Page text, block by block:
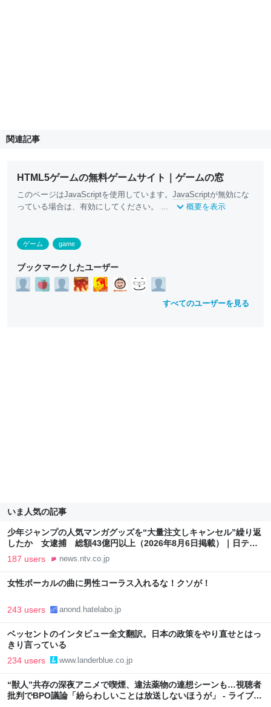
関連記事
HTML5ゲームの無料ゲームサイト｜ゲームの窓
このページはJavaScriptを使用しています。 JavaScriptが無効にな
っている場合は、有効にしてください。 ...
概要を表示
ゲーム game
ブックマークしたユーザー
すべてのユーザーを見る
いま人気の記事
少年ジャンプの人気マンガグッズを“大量注文しキャンセル”繰り返
したか 女逮捕 総額43億円以上（2026年8月6日掲載）｜日テレ
NEWS NNN
187 users news.ntv.co.jp
女性ボーカルの曲に男性コーラス入れるな！クソが！
243 users anond.hatelabo.jp
ベッセントのインタビュー全文翻訳。日本の政策をやり直せとはっ
きり言っている
234 users www.landerblue.co.jp
“獣人”共存の深夜アニメで喫煙、違法薬物の連想シーンも…視聴者
批判でBPO議論「紛らわしいことは放送しないほうが」 - ライブド